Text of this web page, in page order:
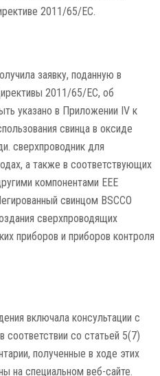
2011/65/ЕС.
заявку, поданную в
2011/65/ЕС, об
указано в Приложении IV к
свинца в оксиде
сверхпроводник для
а также в соответствующих
компонентами EEE
свинцом BSCCO
сверхпроводящих
приборов и приборов контроля
включала консультации с
соответствии со статьей 5(7)
полученные в ходе этих
на специальном веб-сайте.